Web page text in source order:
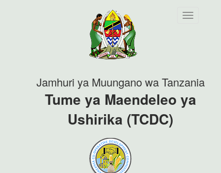
Toggle
Jamhuri ya Muungano wa Tanzania
Tume ya Maendeleo ya
Ushirika (TCDC)